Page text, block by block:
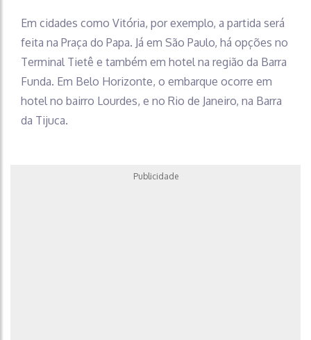
Em cidades como Vitória, por exemplo, a partida será
feita na Praça do Papa. Já em São Paulo, há opções no
Terminal Tietê e também em hotel na região da Barra
Funda. Em Belo Horizonte, o embarque ocorre em
hotel no bairro Lourdes, e no Rio de Janeiro, na Barra
da Tijuca.
Publicidade